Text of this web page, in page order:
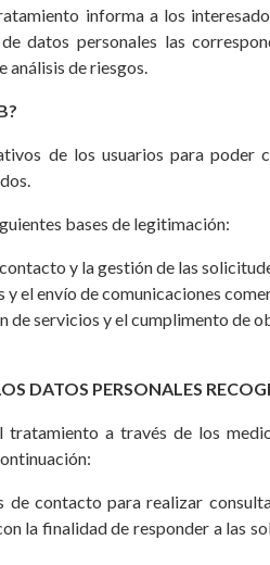
informa a los
datos personales las
análisis de riesgos.
de los usuarios para
bases de legitimación:
y la gestión de las
el envío de comunicaciones
de servicios y el cumplimento de
DATOS PERSONALES
a través de los
contacto para realizar
la finalidad de responder a las